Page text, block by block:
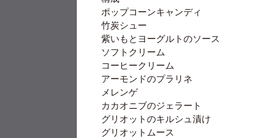
ポップコーンキャンディ
竹炭シュー
紫いもとヨーグルトのソース
ソフトクリーム
コーヒークリーム
アーモンドのプラリネ
メレンゲ
カカオニブのジェラート
グリオットのキルシュ漬け
グリオットムース